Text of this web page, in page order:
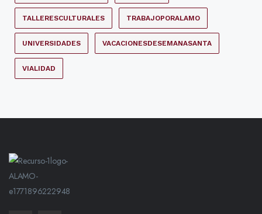
TALLERESCULTURALES TRABAJOPORALAMO
UNIVERSIDADES VACACIONESDESEMANASANTA
VIALIDAD